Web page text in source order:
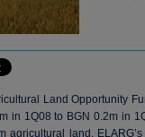
Land Opportunity
in 1Q08 to BGN 0.2m in
agricultural land.